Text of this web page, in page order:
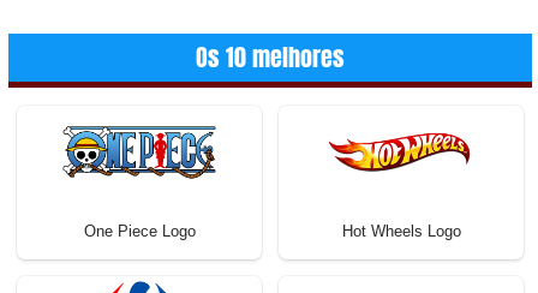
Os 10 melhores
One Piece Logo Hot Wheels Logo